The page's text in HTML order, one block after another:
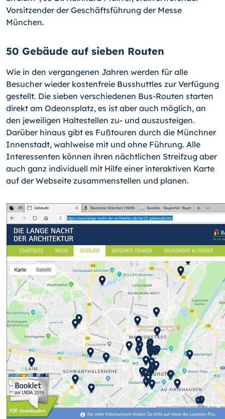
Vorsitzender der Geschäftsführung der Messe
München.
50 Gebäude auf sieben Routen
Wie in den vergangenen Jahren werden für alle
Besucher wieder kostenfreie Busshuttles zur Verfügung
gestellt. Die sieben verschiedenen Bus-Routen starten
direkt am Odeonsplatz, es ist aber auch möglich, an
den jeweiligen Haltestellen zu- und auszusteigen.
Darüber hinaus gibt es Fußtouren durch die Münchner
Innenstadt, wahlweise mit und ohne Führung. Alle
Interessenten können ihren nächtlichen Streifzug aber
auch ganz individuell mit Hilfe einer interaktiven Karte
auf der Webseite zusammenstellen und planen.